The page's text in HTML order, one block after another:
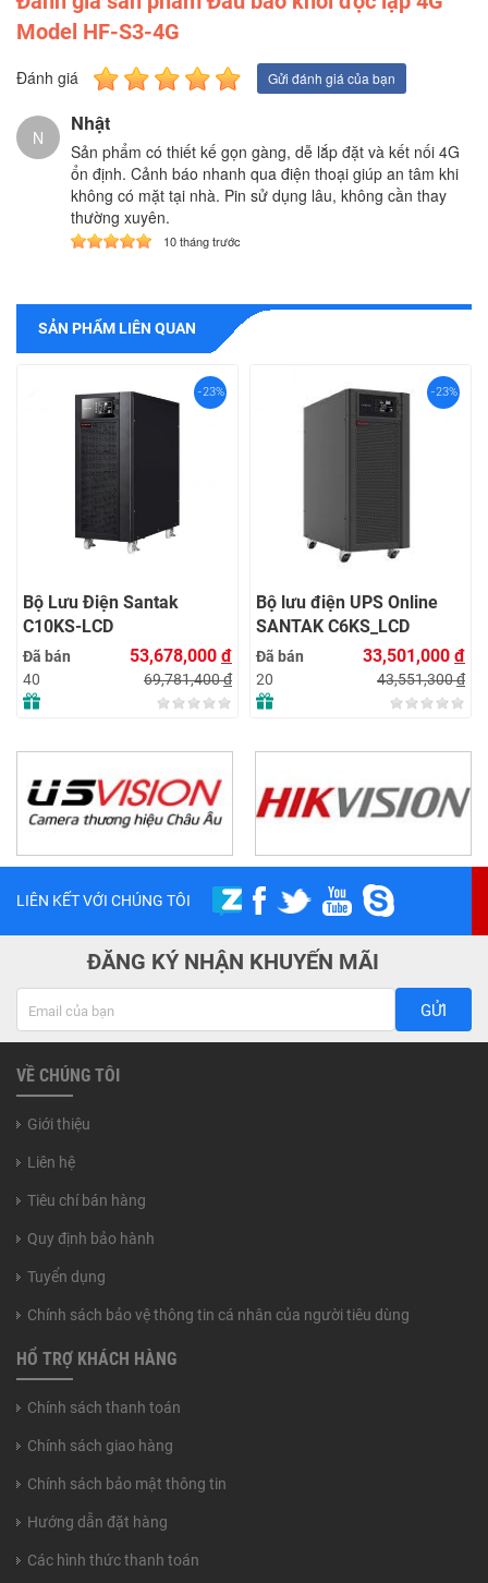
Model HF-S3-4G
Đánh giá Gửi đánh giá của bạn
N
Nhật
Sản phẩm có thiết kế gọn gàng, dễ lắp đặt và kết nối 4G
ổn định. Cảnh báo nhanh qua điện thoại giúp an tâm khi
không có mặt tại nhà. Pin sử dụng lâu, không cần thay
thường xuyên.
10 tháng trước
SẢN PHẨM LIÊN QUAN
-23%
Bộ Lưu Điện Santak
C10KS‑LCD
Đã bán
40
53,678,000 đ
69,781,400đ
-23%
Bộ lưu điện UPS Online
SANTAK C6KS_LCD
Đã bán
20
33,501,000 đ
43,551,300đ
LIÊN KẾT VỚI CHÚNG TÔI
ĐĂNG KÝ NHẬN KHUYẾN MÃI
GỬI
VỀ CHÚNG TÔI
Giới thiệu
Liên hệ
Tiêu chí bán hàng
Quy định bảo hành
Tuyển dụng
Chính sách bảo vệ thông tin cá nhân của người tiêu dùng
HỔ TRỢ KHÁCH HÀNG
Chính sách thanh toán
Chính sách giao hàng
Chính sách bảo mật thông tin
Hướng dẫn đặt hàng
Các hình thức thanh toán